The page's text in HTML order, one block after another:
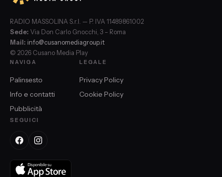
RADIO MASSOLINA S.r.l. — P. IVA 11489861002
Sede: Via Don Carlo Gnocchi, 3 – Roma
Mail: info@cusanomediagroup.it
© 2026 Cusano Media Play
NAVIGA
Palinsesto
Info e contatti
Pubblicità
LEGALE
Privacy Policy
Cookie Policy
SEGUICI